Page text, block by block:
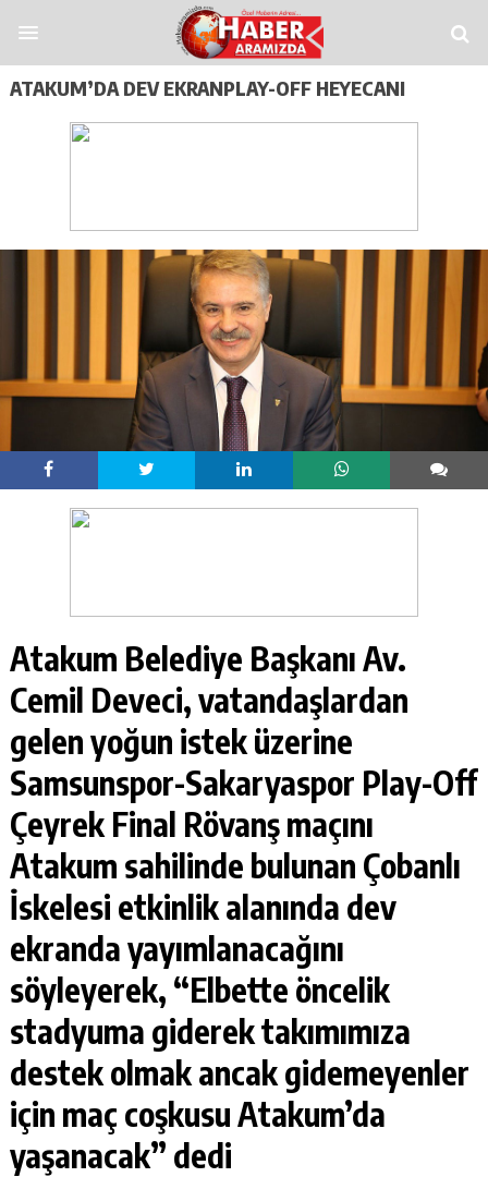
CasitorosCasino Spinograndpashabet
ATAKUM’DA DEV EKRANPLAY-OFF HEYECANI
Atakum Belediye Başkanı Av.
Cemil Deveci, vatandaşlardan
gelen yoğun istek üzerine
Samsunspor-Sakaryaspor Play-Off
Çeyrek Final Rövanş maçını
Atakum sahilinde bulunan Çobanlı
İskelesi etkinlik alanında dev
ekranda yayımlanacağını
söyleyerek, “Elbette öncelik
stadyuma giderek takımımıza
destek olmak ancak gidemeyenler
için maç coşkusu Atakum’da
yaşanacak” dedi